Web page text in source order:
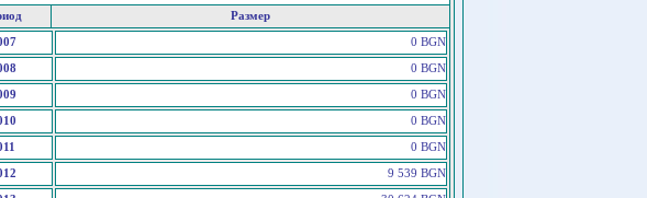
Размер
0 BGN
0 BGN
0 BGN
0 BGN
0 BGN
9 539 BGN